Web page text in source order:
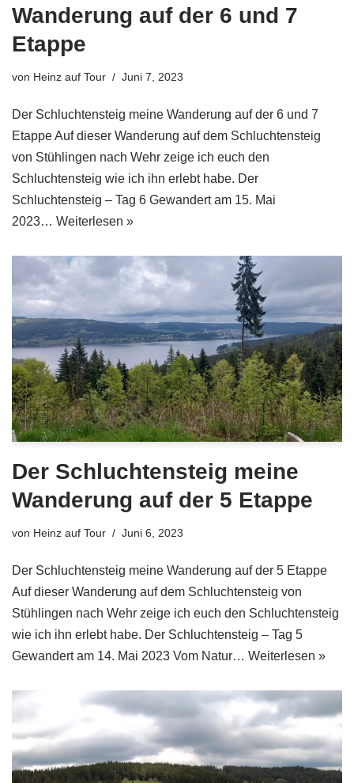
Wanderung auf der 6 und 7
Etappe
von Heinz auf Tour Juni 7, 2023
Der Schluchtensteig meine Wanderung auf der 6 und 7
Etappe Auf dieser Wanderung auf dem Schluchtensteig
von Stühlingen nach Wehr zeige ich euch den
Schluchtensteig wie ich ihn erlebt habe. Der
Schluchtensteig – Tag 6 Gewandert am 15. Mai
2023… Weiterlesen »
Der Schluchtensteig meine
Wanderung auf der 5 Etappe
von Heinz auf Tour Juni 6, 2023
Der Schluchtensteig meine Wanderung auf der 5 Etappe
Auf dieser Wanderung auf dem Schluchtensteig von
Stühlingen nach Wehr zeige ich euch den Schluchtensteig
wie ich ihn erlebt habe. Der Schluchtensteig – Tag 5
Gewandert am 14. Mai 2023 Vom Natur… Weiterlesen »